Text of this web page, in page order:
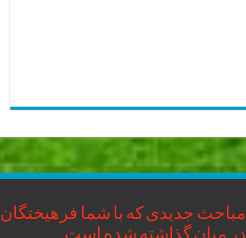
مباحث جدیدی که با شما فرهیختگان